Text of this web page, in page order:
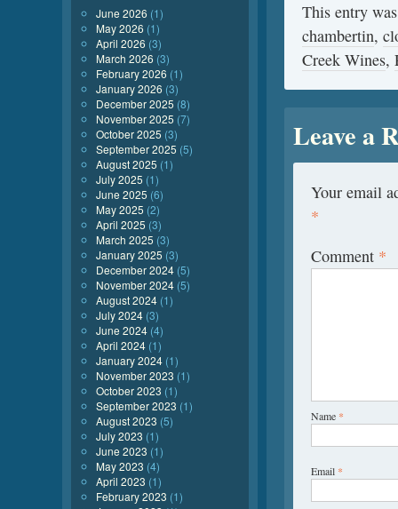
This entry
chambertin,
Creek Wines,
Leave a
Your email
*
Comment *
Name *
Email *
June 2026 (1)
May 2026 (1)
April 2026 (3)
March 2026 (3)
February 2026 (1)
January 2026 (3)
December 2025 (8)
November 2025 (7)
October 2025 (3)
September 2025 (5)
August 2025 (1)
July 2025 (1)
June 2025 (6)
May 2025 (2)
April 2025 (3)
March 2025 (3)
January 2025 (3)
December 2024 (5)
November 2024 (5)
August 2024 (1)
July 2024 (3)
June 2024 (4)
April 2024 (1)
January 2024 (1)
November 2023 (1)
October 2023 (1)
September 2023 (1)
August 2023 (5)
July 2023 (1)
June 2023 (1)
May 2023 (4)
April 2023 (1)
February 2023 (1)